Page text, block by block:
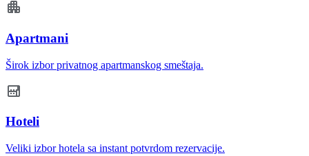
Apartmani
Širok izbor privatnog apartmanskog smeštaja.
Hoteli
Veliki izbor hotela sa instant potvrdom rezervacije.